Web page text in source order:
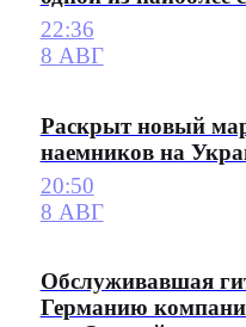
22:36
8 АВГ
Раскрыт новый
наемников на
20:50
8 АВГ
Обслуживавшая
Германию